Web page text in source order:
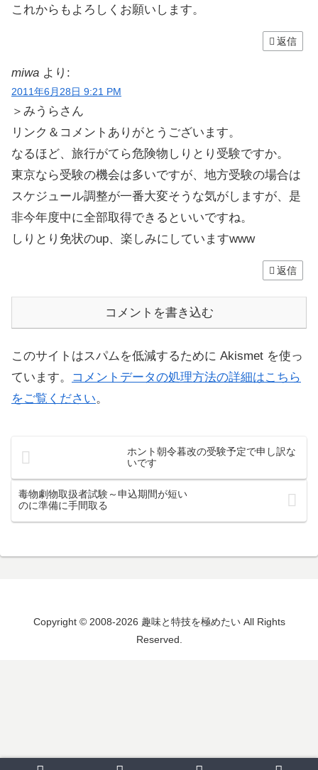
これからもよろしくお願いします。
返信
miwa より:
2011年6月28日 9:21 PM
＞みうらさん
リンク＆コメントありがとうございます。
なるほど、旅行がてら危険物しりとり受験ですか。
東京なら受験の機会は多いですが、地方受験の場合は
スケジュール調整が一番大変そうな気がしますが、是
非今年度中に全部取得できるといいですね。
しりとり免状のup、楽しみにしていますwww
返信
コメントを書き込む
このサイトはスパムを低減するために Akismet を使っ
ています。
コメントデータの処理方法の詳細はこちら
をご覧ください。
ホント朝令暮改の受験予定で申し訳な
いです
毒物劇物取扱者試験～申込期間が短い
のに準備に手間取る
Copyright © 2008-2026 趣味と特技を極めたい All Rights
Reserved.